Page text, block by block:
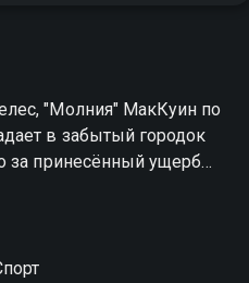
"Молния" МакКуин по
в забытый городок
за принесённый ущерб
дорогу. Но время на